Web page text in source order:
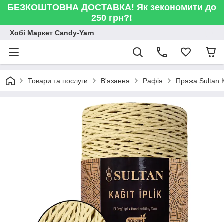
БЕЗКОШТОВНА ДОСТАВКА! Як зекономити до
250 грн?!
Хобі Маркет Candy-Yarn
Товари та послуги В'язання Рафія Пряжа Sultan